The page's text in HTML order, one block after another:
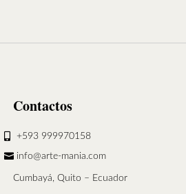
Contactos
+593 999970158
info@arte-mania.com
Cumbayá, Quito – Ecuador